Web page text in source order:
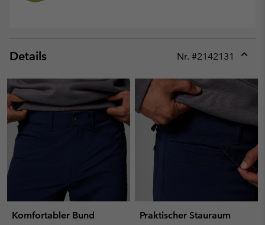
Details Nr. #2142131
or
Komfortabler Bund
Praktischer Stauraum